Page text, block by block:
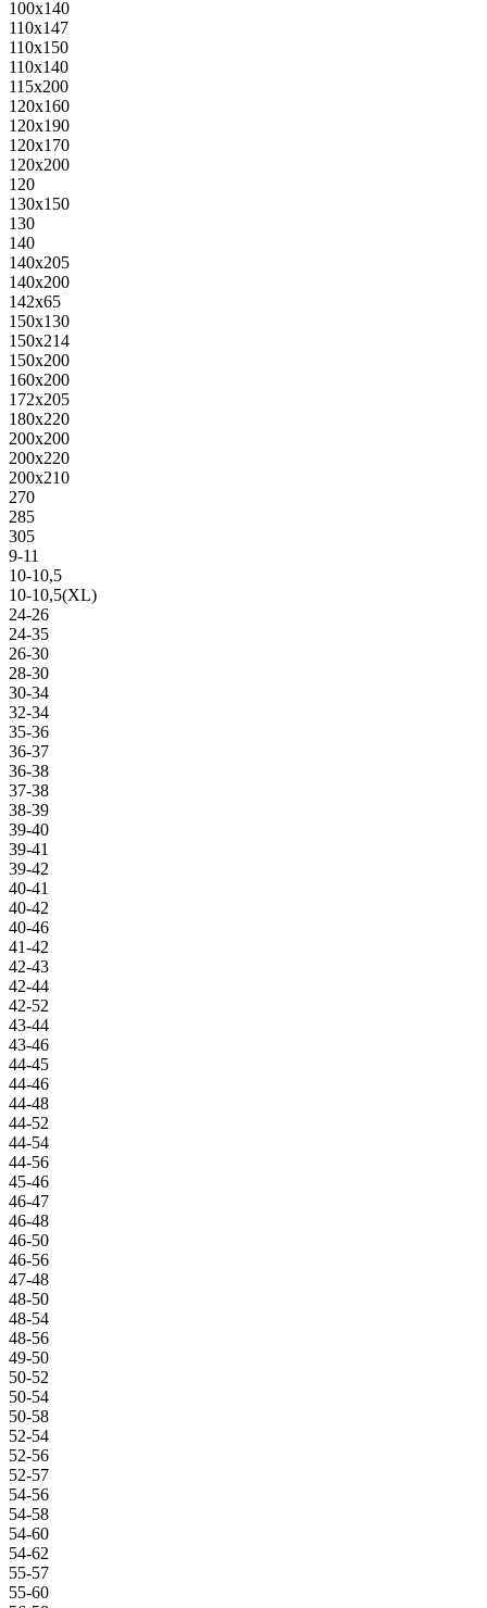
100х140
110х147
110х150
110х140
115х200
120х160
120х190
120х170
120х200
120
130х150
130
140
140х205
140х200
142х65
150х130
150х214
150х200
160х200
172х205
180х220
200х200
200х220
200х210
270
285
305
9-11
10-10,5
10-10,5(XL)
24-26
24-35
26-30
28-30
30-34
32-34
35-36
36-37
36-38
37-38
38-39
39-40
39-41
39-42
40-41
40-42
40-46
41-42
42-43
42-44
42-52
43-44
43-46
44-45
44-46
44-48
44-52
44-54
44-56
45-46
46-47
46-48
46-50
46-56
47-48
48-50
48-54
48-56
49-50
50-52
50-54
50-58
52-54
52-56
52-57
54-56
54-58
54-60
54-62
55-57
55-60